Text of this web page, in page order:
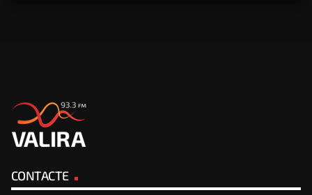
CONTACTE